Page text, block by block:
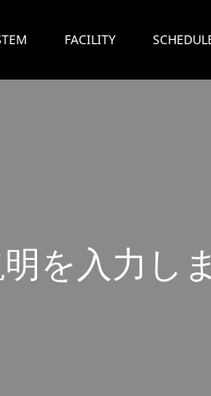
FACILITY
明 を 入 力 し ま